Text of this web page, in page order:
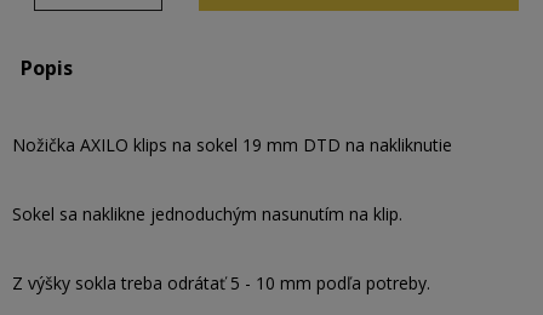
Popis
Nožička AXILO klips na sokel 19 mm DTD na nakliknutie
Sokel sa naklikne jednoduchým nasunutím na klip.
Z výšky sokla treba odrátať 5 - 10 mm podľa potreby.